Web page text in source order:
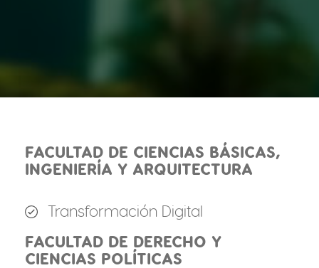
FACULTAD DE CIENCIAS BÁSICAS,
INGENIERÍA Y ARQUITECTURA
Transformación Digital
FACULTAD DE DERECHO Y
CIENCIAS POLÍTICAS